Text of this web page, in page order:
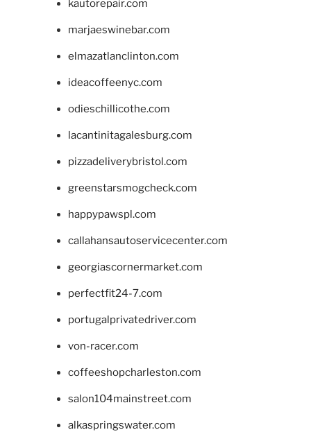
kautorepair.com
marjaeswinebar.com
elmazatlanclinton.com
ideacoffeenyc.com
odieschillicothe.com
lacantinitagalesburg.com
pizzadeliverybristol.com
greenstarsmogcheck.com
happypawspl.com
callahansautoservicecenter.com
georgiascornermarket.com
perfectfit24-7.com
portugalprivatedriver.com
von-racer.com
coffeeshopcharleston.com
salon104mainstreet.com
alkaspringswater.com